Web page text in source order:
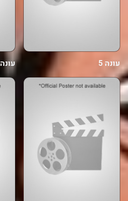
עונה 5 עונה 6